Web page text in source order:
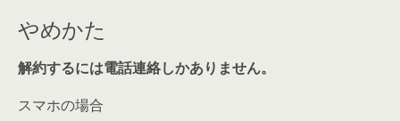
やめかた
解約するには電話連絡しかありません。
スマホの場合